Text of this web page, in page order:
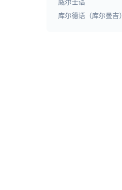
库尔德语（库尔曼吉）